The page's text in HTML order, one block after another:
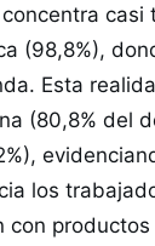
casi
(98,8%),
Esta
(80,8% del
los
con